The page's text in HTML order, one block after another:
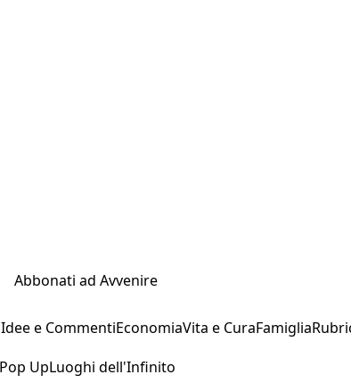
Abbonati ad Avvenire
Idee e CommentiEconomiaVita e CuraFamiglia
Pop UpLuoghi dell'Infinito